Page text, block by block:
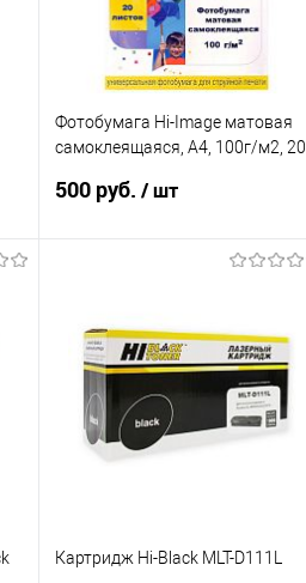
Фотобумага Hi-Image матовая
самоклеящаяся, А4, 100г/м2, 20
500 руб. / шт
Купить в 1 клик
Сравнение
В избранное
В наличии
Картридж Hi-Black MLT-D111L